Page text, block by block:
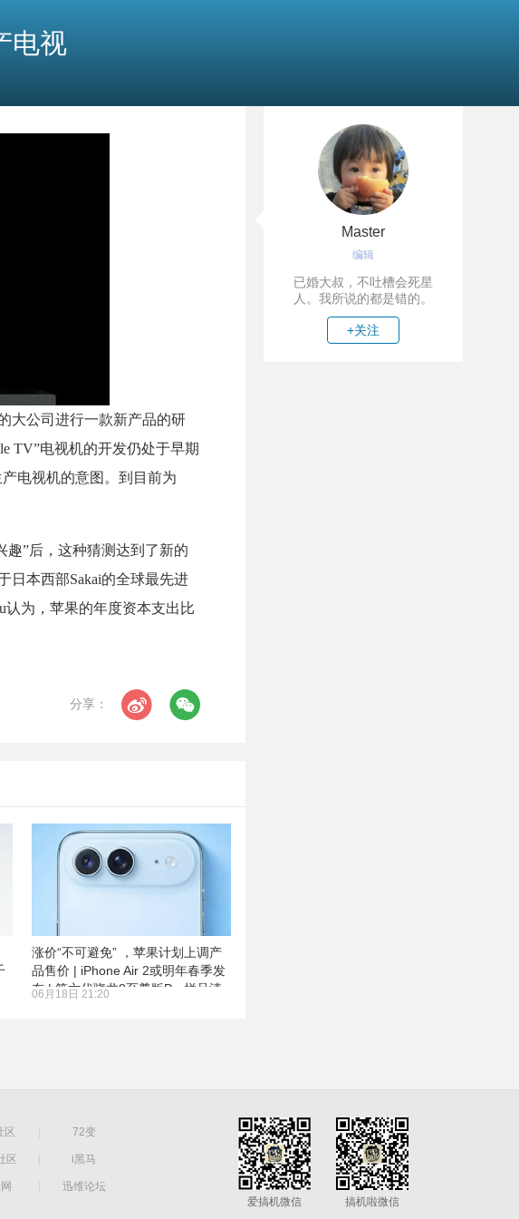
电视
大公司进行一款新产品的研
TV”电视机的开发仍处于早期
电视机的意图。到目前为
趣”后，这种猜测达到了新的
日本西部Sakai的全球最先进
认为，苹果的年度资本支出比
分享：
涨价“不可避免” ，苹果计划上调产
品售价 | iPhone Air 2或明年春季发
布 | 第六代骁龙8至尊版Pro样品清
06月18日 21:20
Master
编辑
已婚大叔，不吐槽会死星
人。我所说的都是错的。
+关注
区 72变
区 i黑马
迅维论坛
爱搞机微信
搞机啦微信